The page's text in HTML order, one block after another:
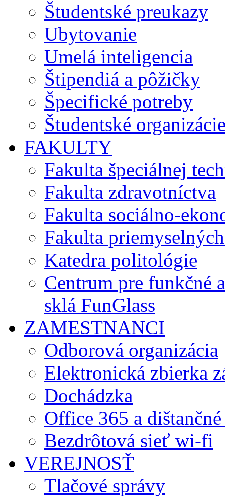
Študentské preukazy
Ubytovanie
Umelá inteligencia
Štipendiá a pôžičky
Špecifické potreby
Študentské
FAKULTY
Fakulta špeciálnej
Fakulta zdravotníctva
Fakulta sociálno-
Fakulta
Katedra politológie
Centrum pre funkčné
sklá FunGlass
ZAMESTNANCI
Odborová organizácia
Elektronická zbierka
Dochádzka
Office 365 a
Bezdrôtová sieť wi-fi
VEREJNOSŤ
Tlačové správy